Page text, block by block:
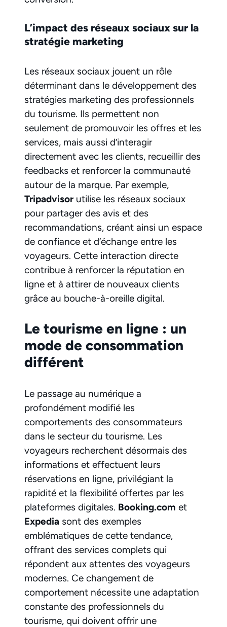
L’impact des réseaux sociaux sur la
stratégie marketing
Les réseaux sociaux jouent un rôle
déterminant dans le développement des
stratégies marketing des professionnels
du tourisme. Ils permettent non
seulement de promouvoir les offres et les
services, mais aussi d’interagir
directement avec les clients, recueillir des
feedbacks et renforcer la communauté
autour de la marque. Par exemple,
Tripadvisor utilise les réseaux sociaux
pour partager des avis et des
recommandations, créant ainsi un espace
de confiance et d’échange entre les
voyageurs. Cette interaction directe
contribue à renforcer la réputation en
ligne et à attirer de nouveaux clients
grâce au bouche-à-oreille digital.
Le tourisme en ligne : un
mode de consommation
différent
Le passage au numérique a
profondément modifié les
comportements des consommateurs
dans le secteur du tourisme. Les
voyageurs recherchent désormais des
informations et effectuent leurs
réservations en ligne, privilégiant la
rapidité et la flexibilité offertes par les
plateformes digitales. Booking.com et
Expedia sont des exemples
emblématiques de cette tendance,
offrant des services complets qui
répondent aux attentes des voyageurs
modernes. Ce changement de
comportement nécessite une adaptation
constante des professionnels du
tourisme, qui doivent offrir une